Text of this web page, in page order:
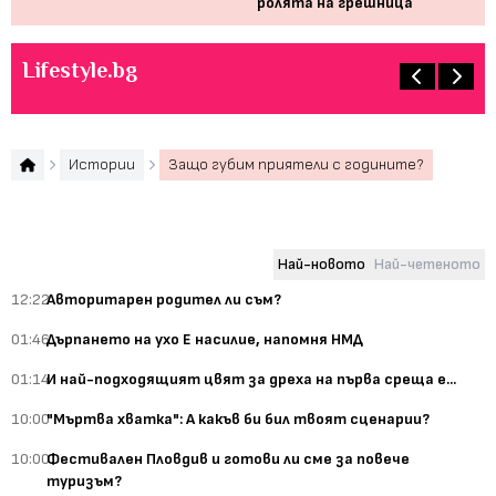
Lifestyle.bg
Истории Защо губим приятели с годините?
Най-новото Най-четеното
12:22Авторитарен родител ли съм?
01:46Дърпането на ухо Е насилие, напомня НМД
01:14И най-подходящият цвят за дреха на първа среща е...
10:00"Мъртва хватка": А какъв би бил твоят сценарии?
10:00Фестивален Пловдив и готови ли сме за повече
туризъм?